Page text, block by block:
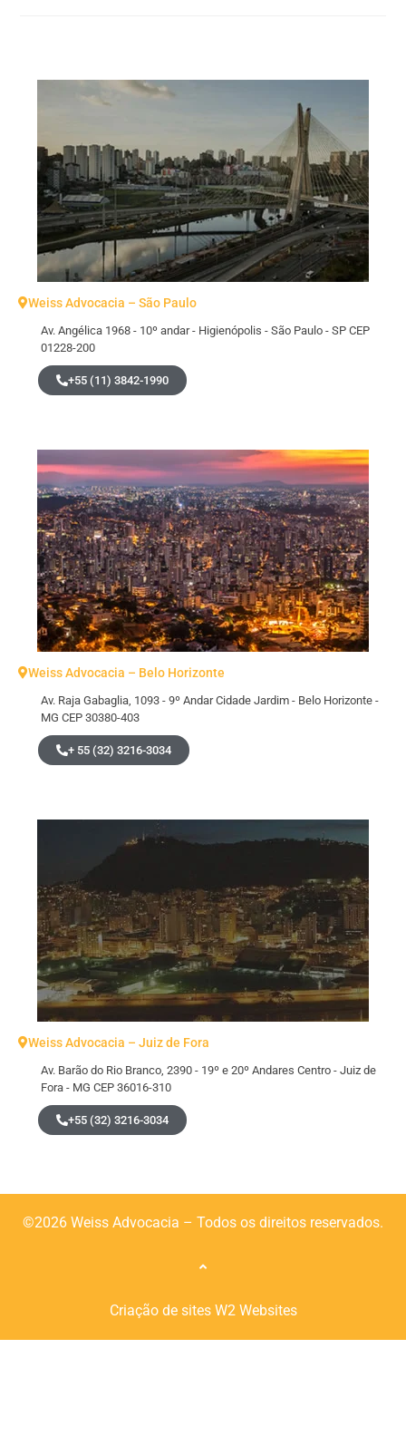
Weiss Advocacia – São Paulo
Av. Angélica 1968 - 10º andar - Higienópolis - São Paulo - SP CEP
01228-200
+55 (11) 3842-1990
Weiss Advocacia – Belo Horizonte
Av. Raja Gabaglia, 1093 - 9º Andar Cidade Jardim - Belo Horizonte -
MG CEP 30380-403
+ 55 (32) 3216-3034
Weiss Advocacia – Juiz de Fora
Av. Barão do Rio Branco, 2390 - 19º e 20º Andares Centro - Juiz de
Fora - MG CEP 36016-310
+55 (32) 3216-3034
©2026 Weiss Advocacia – Todos os direitos reservados.
Criação de sites W2 Websites